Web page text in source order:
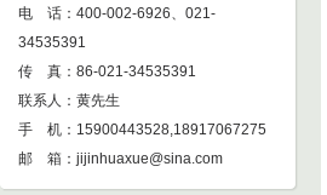
电 话：400-002-6926、021-
34535391
传 真：86-021-34535391
联系人：黄先生
手 机：15900443528,18917067275
邮 箱： jijinhuaxue@sina.com